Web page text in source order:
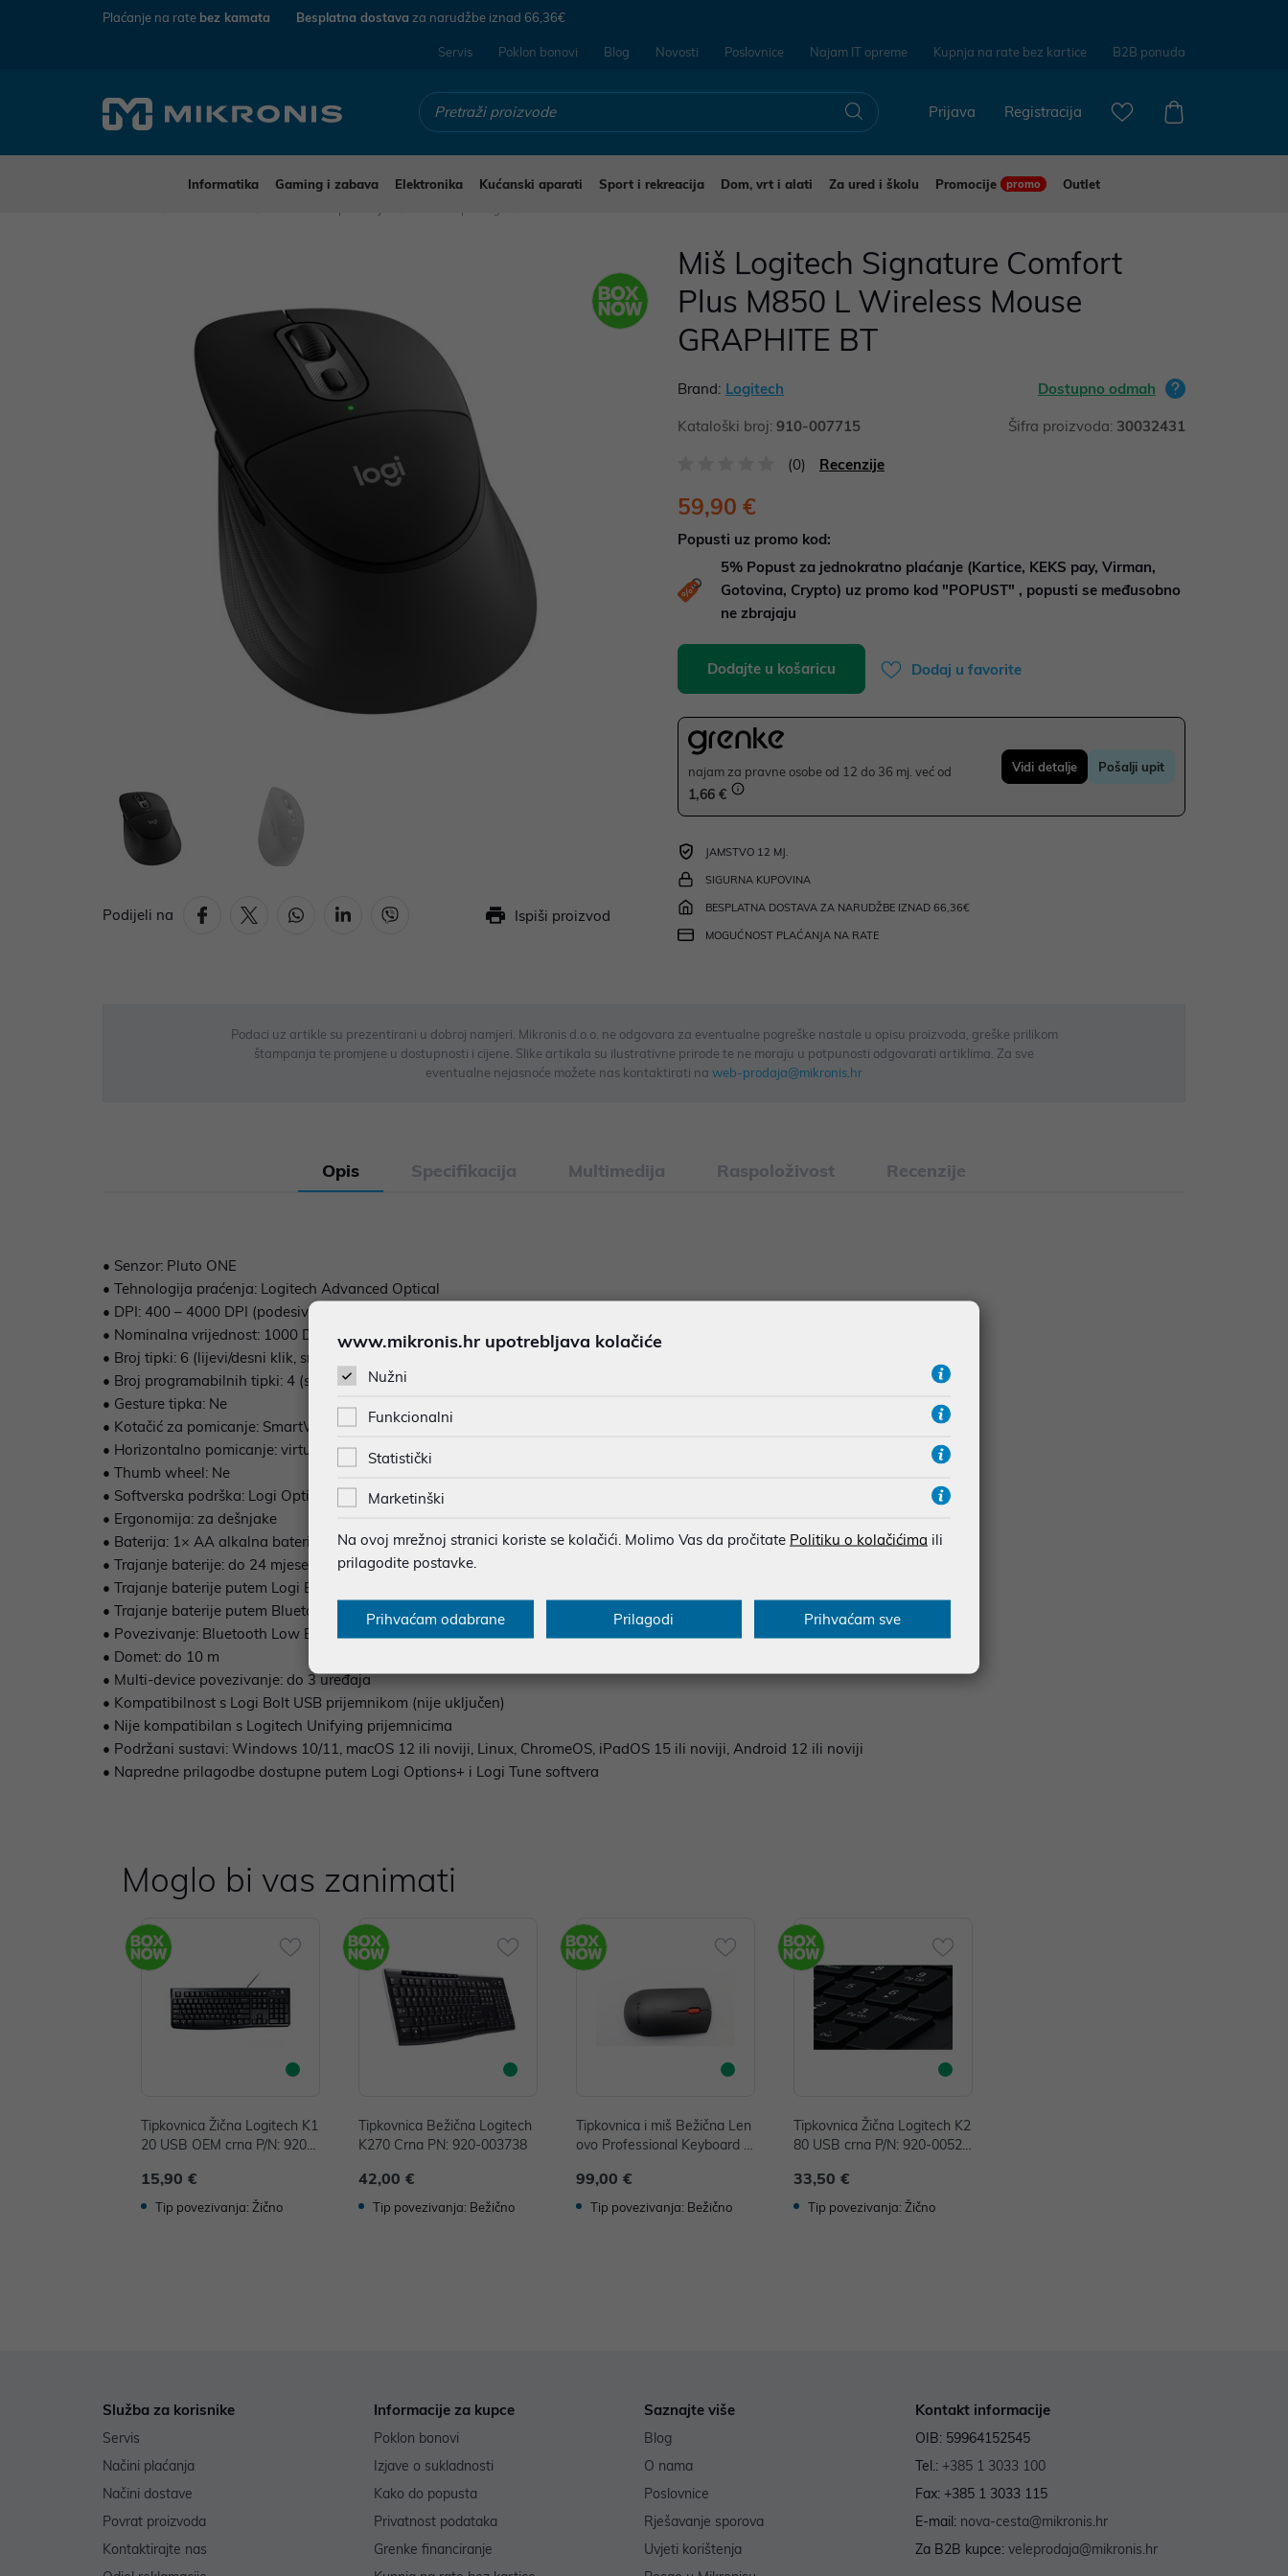
Plaćanje na rate bez kamata Besplatna dostava za narudžbe iznad 66,36€
Servis Poklon bonovi Blog Novosti Poslovnice Najam IT opreme Kupnja na rate bez kartice B2B ponuda
Registracija
Prijava
Informatika Gaming i zabava Elektronika Kućanski aparati Sport i rekreacija Dom, vrt i alati Za ured i školu Promocije promo
Outlet
Podijeli na Ispiši proizvod
Miš Logitech Signature Comfort
Plus M850 L Wireless Mouse
GRAPHITE BT
Brand: Logitech Dostupno odmah
Kataloški broj: 910-007715 Šifra proizvoda: 30032431
(0) Recenzije
59,90 €
Popusti uz promo kod:
5% Popust za jednokratno plaćanje (Kartice, KEKS pay, Virman,
Gotovina, Crypto) uz promo kod "POPUST" , popusti se međusobno
ne zbrajaju
Dodajte u košaricu Dodaj u favorite
najam za pravne osobe od 12 do 36 mj. već od
1,66 €
Vidi detalje Pošalji upit
JAMSTVO 12 MJ.
SIGURNA KUPOVINA
BESPLATNA DOSTAVA ZA NARUDŽBE IZNAD 66,36€
MOGUĆNOST PLAĆANJA NA RATE
Podaci uz artikle su prezentirani u dobroj namjeri. Mikronis d.o.o. ne odgovara za eventualne pogreške nastale u opisu proizvoda, greške prilikom
štampanja te promjene u dostupnosti i cijene. Slike artikala su ilustrativne prirode te ne moraju u potpunosti odgovarati artiklima. Za sve
eventualne nejasnoće možete nas kontaktirati na web-prodaja@mikronis.hr
Opis Specifikacija Multimedija Raspoloživost Recenzije
• Senzor: Pluto ONE
• Tehnologija praćenja: Logitech Advanced Optical
• DPI: 400 – 4000 DPI (podesivo u koracima od 100 DPI)
• Nominalna vrijednost: 1000 DPI
• Broj tipki: 6 (lijevi/desni klik, srednji klik kotačića, bočne tipke, DPI tipka)
• Broj programabilnih tipki: 4 (srednji klik kotačića, bočne tipke i DPI tipka)
• Gesture tipka: Ne
• Kotačić za pomicanje: SmartWheel
• Horizontalno pomicanje: virtualno
• Thumb wheel: Ne
• Softverska podrška: Logi Options+ i Logi Tune
• Ergonomija: za dešnjake
• Baterija: 1× AA alkalna baterija
• Trajanje baterije: do 24 mjeseca
• Trajanje baterije putem Logi Bolt prijemnika: do 24 mjeseca
• Trajanje baterije putem Bluetooth veze: do 24 mjeseca
• Povezivanje: Bluetooth Low Energy
• Domet: do 10 m
• Multi-device povezivanje: do 3 uređaja
• Kompatibilnost s Logi Bolt USB prijemnikom (nije uključen)
• Nije kompatibilan s Logitech Unifying prijemnicima
• Podržani sustavi: Windows 10/11, macOS 12 ili noviji, Linux, ChromeOS, iPadOS 15 ili noviji, Android 12 ili noviji
• Napredne prilagodbe dostupne putem Logi Options+ i Logi Tune softvera
Moglo bi vas zanimati
Tipkovnica Žična Logitech K1
20 USB OEM crna P/N: 920-0
15,90 €
Tip povezivanja: Žično
Tipkovnica Bežična Logitech
K270 Crna PN: 920-003738
42,00 €
Tip povezivanja: Bežično
Tipkovnica i miš Bežična Len
ovo Professional Keyboard a
6802
99,00 €
Tip povezivanja: Bežično
Tipkovnica Žična Logitech K2
80 USB crna P/N: 920-00521
33,50 €
Tip povezivanja: Žično
Služba za korisnike
Servis
Načini plaćanja
Načini dostave
Povrat proizvoda
Kontaktirajte nas
Informacije za kupce
Poklon bonovi
Izjave o sukladnosti
Kako do popusta
Privatnost podataka
Grenke financiranje
Saznajte više
Blog
O nama
Poslovnice
Rješavanje sporova
Uvjeti korištenja
Kontakt informacije
OIB: 59964152545
Tel.: +385 1 3033 100
Fax: +385 1 3033 115
E-mail: nova-cesta@mikronis.hr
Za B2B kupce: veleprodaja@mikronis.hr
www.mikronis.hr upotrebljava kolačiće
Nužni
Funkcionalni
Statistički
Marketinški
Na ovoj mrežnoj stranici koriste se kolačići. Molimo Vas da pročitate Politiku o kolačićima ili
prilagodite postavke.
Prihvaćam odabrane Prilagodi Prihvaćam sve